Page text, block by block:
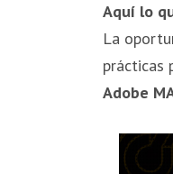
Aquí lo
La
prácticas
Adobe